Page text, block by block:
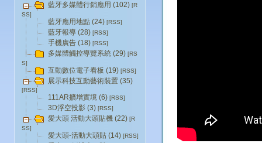
藍牙多媒體行銷應用 (102) [R
SS]
藍牙應用地點 (24) [RSS]
藍牙報導 (28) [RSS]
手機廣告 (18) [RSS]
多媒體觸控導覽系統 (29) [RS
S]
互動數位電子看板 (19) [RSS]
展示科技互動藝術裝置 (35)
[RSS]
111AR擴增實境 (6) [RSS]
3D浮空投影 (3) [RSS]
愛大頭 活動大頭貼機 (22) [R
SS]
愛大頭-活動大頭貼 (14) [RSS]